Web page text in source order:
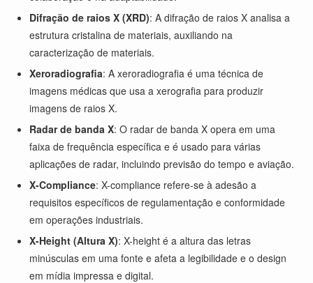
Difração de raios X (XRD): A difração de raios X analisa a
estrutura cristalina de materiais, auxiliando na
caracterização de materiais.
Xeroradiografia: A xeroradiografia é uma técnica de
imagens médicas que usa a xerografia para produzir
imagens de raios X.
Radar de banda X: O radar de banda X opera em uma
faixa de frequência específica e é usado para várias
aplicações de radar, incluindo previsão do tempo e aviação.
X-Compliance: X-compliance refere-se à adesão a
requisitos específicos de regulamentação e conformidade
em operações industriais.
X-Height (Altura X): X-height é a altura das letras
minúsculas em uma fonte e afeta a legibilidade e o design
em mídia impressa e digital.